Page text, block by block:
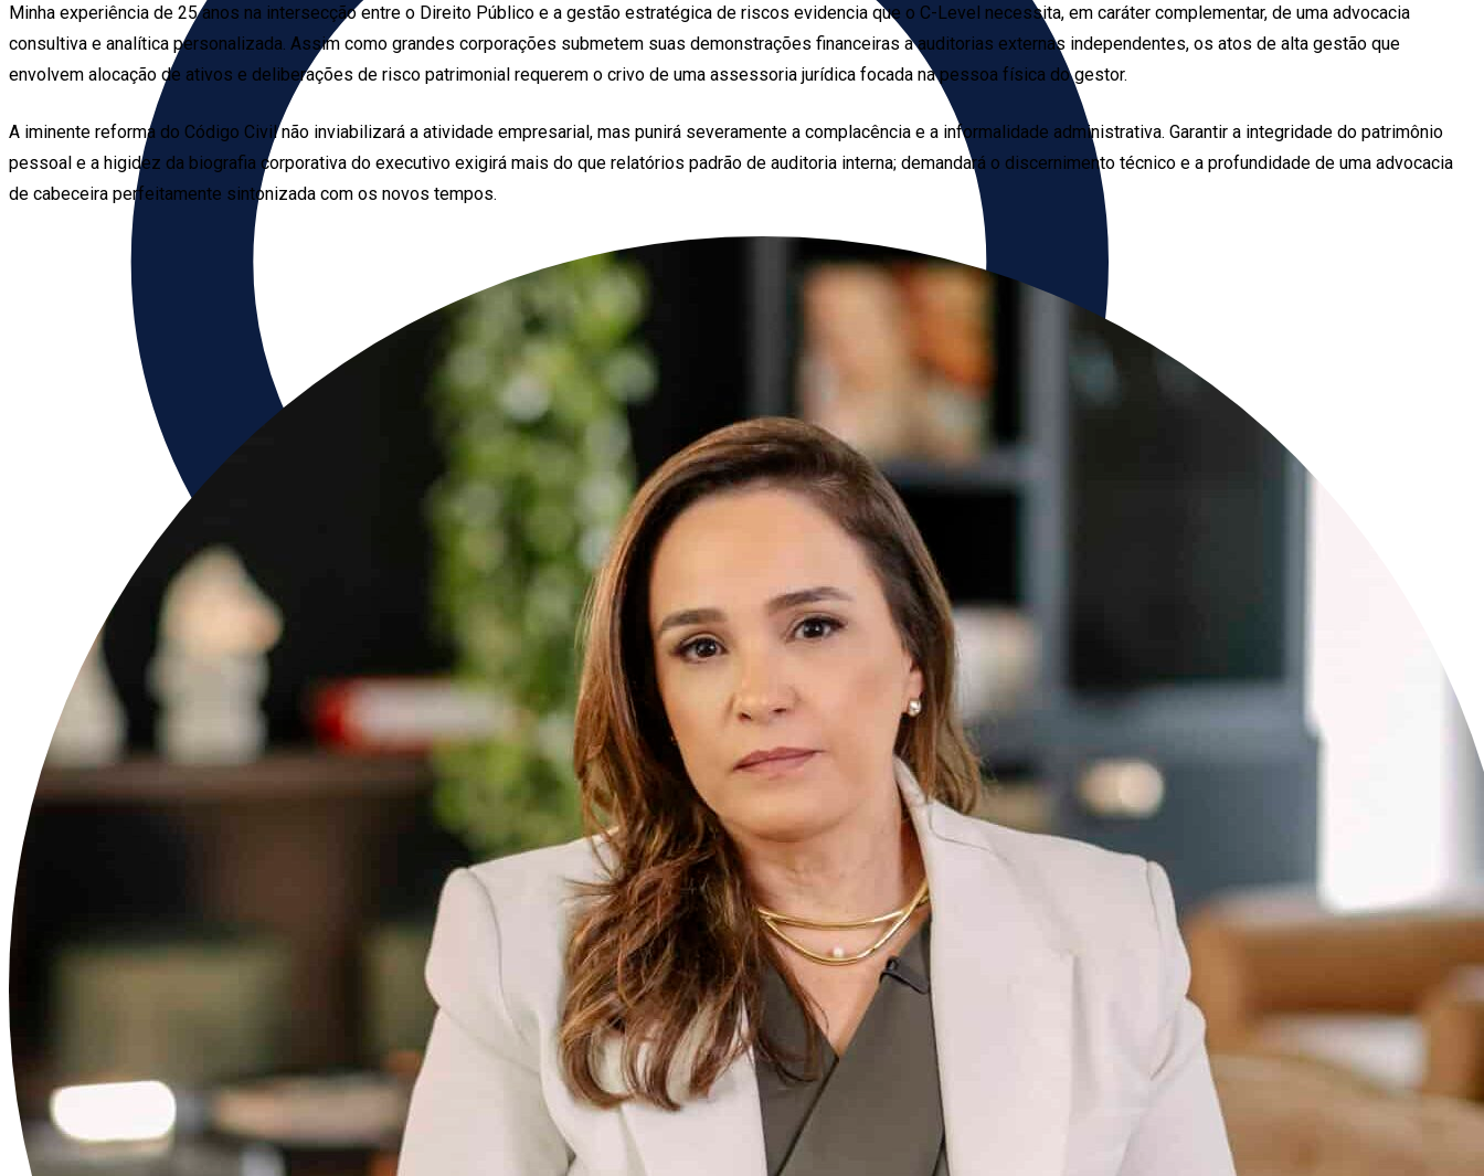
Minha experiência de 25 anos na intersecção entre o Direito Público e a gestão estratégica de riscos evidencia que o C-Level necessita, em caráter complementar, de uma advocacia
consultiva e analítica personalizada. Assim como grandes corporações submetem suas demonstrações financeiras a auditorias externas independentes, os atos de alta gestão que
envolvem alocação de ativos e deliberações de risco patrimonial requerem o crivo de uma assessoria jurídica focada na pessoa física do gestor.
A iminente reforma do Código Civil não inviabilizará a atividade empresarial, mas punirá severamente a complacência e a informalidade administrativa. Garantir a integridade do patrimônio
pessoal e a higidez da biografia corporativa do executivo exigirá mais do que relatórios padrão de auditoria interna; demandará o discernimento técnico e a profundidade de uma advocacia
de cabeceira perfeitamente sintonizada com os novos tempos.